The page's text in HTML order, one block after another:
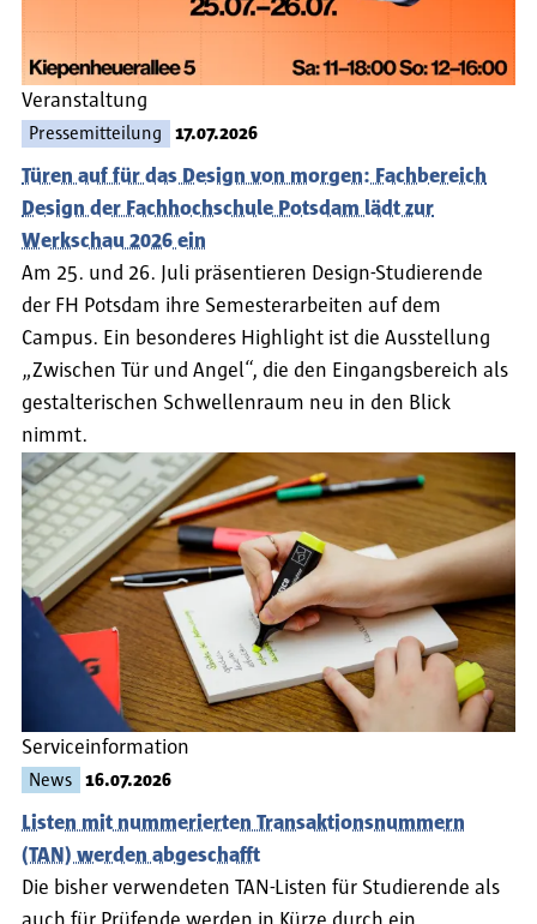
Veranstaltung
Pressemitteilung 17.07.2026
Türen auf für das Design von morgen: Fachbereich
Design der Fachhochschule Potsdam lädt zur
Werkschau 2026 ein
Am 25. und 26. Juli präsentieren Design-Studierende
der FH Potsdam ihre Semesterarbeiten auf dem
Campus. Ein besonderes Highlight ist die Ausstellung
„Zwischen Tür und Angel“, die den Eingangsbereich als
gestalterischen Schwellenraum neu in den Blick
nimmt.
Serviceinformation
News 16.07.2026
Listen mit nummerierten Transaktionsnummern
(TAN) werden abgeschafft
Die bisher verwendeten TAN-Listen für Studierende als